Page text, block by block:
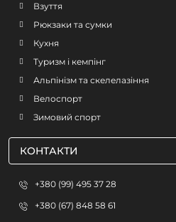
Взуття
Рюкзаки та сумки
Кухня
Туризм і кемпінг
Альпінізм та скелелазіння
Велоспорт
Зимовий спорт
КОНТАКТИ
+380 (99) 495 37 28
+380 (67) 848 58 61